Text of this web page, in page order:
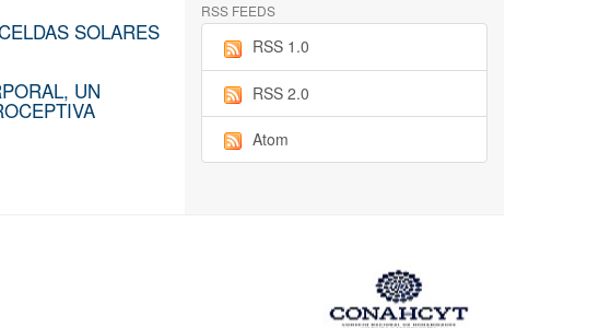
SOLARES
UN
RSS FEEDS
RSS 1.0
RSS 2.0
Atom